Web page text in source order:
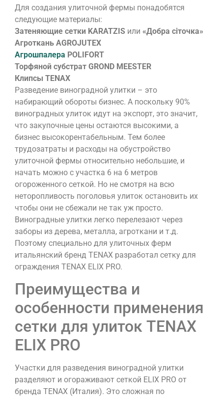
Для создания улиточной фермы понадобятся
следующие материалы:
Затеняющие сетки KARATZIS или «Добра сіточка»
Агроткань AGROJUTEX
Агрошпалера POLIFORT
Торфяной субстрат GROND MEESTER
Клипсы TENAX
Разведение виноградной улитки – это
набирающий обороты бизнес. А поскольку 90%
виноградных улиток идут на экспорт, это значит,
что закупочные цены остаются высокими, а
бизнес высокорентабельным. Тем более
трудозатраты и расходы на обустройство
улиточной фермы относительно небольшие, и
начать можно с участка 6 на 6 метров
огороженного сеткой. Но не смотря на всю
неторопливость поголовья улиток остановить их
чтобы они не сбежали не так уж просто.
Виноградные улитки легко перелезают через
заборы из дерева, металла, агроткани и т.д.
Поэтому специально для улиточных ферм
итальянский бренд TENAX разработал сетку для
ограждения TENAX ELIX PRO.
Преимущества и
особенности применения
сетки для улиток TENAX
ELIX PRO
Участки для разведения виноградной улитки
разделяют и огораживают сеткой ELIX PRO от
бренда TENAX (Италия). Это сложная по